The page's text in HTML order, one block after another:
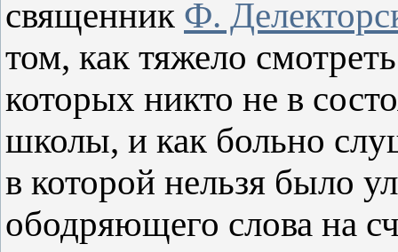
священник Ф.
том, как тяжело
которых никто не в
школы, и как больно
в которой нельзя было
ободряющего слова на